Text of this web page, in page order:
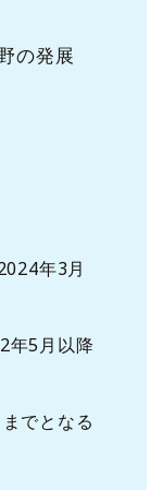
の発展
年3月
5月以降
となる